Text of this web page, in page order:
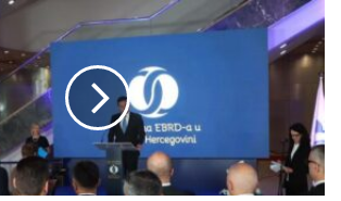
očekuje se da će lica biti predata u
Kantona Sarajevo na dalje postupanje.
0
Article Rating